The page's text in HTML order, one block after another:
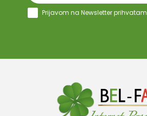
Prijavom na Newsletter prihvatam